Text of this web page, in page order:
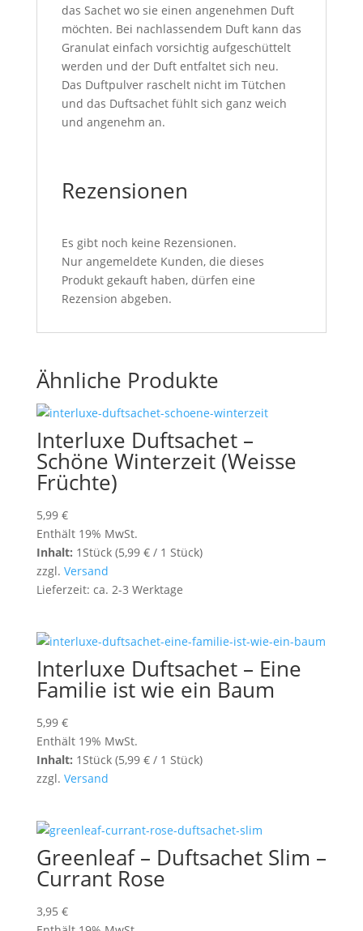
das Sachet wo sie einen angenehmen Duft
möchten. Bei nachlassendem Duft kann das
Granulat einfach vorsichtig aufgeschüttelt
werden und der Duft entfaltet sich neu.
Das Duftpulver raschelt nicht im Tütchen
und das Duftsachet fühlt sich ganz weich
und angenehm an.
Rezensionen
Es gibt noch keine Rezensionen.
Nur angemeldete Kunden, die dieses
Produkt gekauft haben, dürfen eine
Rezension abgeben.
Ähnliche Produkte
Interluxe Duftsachet –
Schöne Winterzeit (Weisse
Früchte)
5,99 €
Enthält 19% MwSt.
Inhalt: 1Stück (5,99 €/ 1 Stück)
zzgl. Versand
Lieferzeit: ca. 2-3 Werktage
Interluxe Duftsachet – Eine
Familie ist wie ein Baum
5,99 €
Enthält 19% MwSt.
Inhalt: 1Stück (5,99 €/ 1 Stück)
zzgl. Versand
Greenleaf – Duftsachet Slim –
Currant Rose
3,95 €